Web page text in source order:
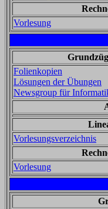
Vorlesung
Folienkopien
Lösungen der Übungen
Newsgroup für
Vorlesungsverzeichnis
Vorlesung